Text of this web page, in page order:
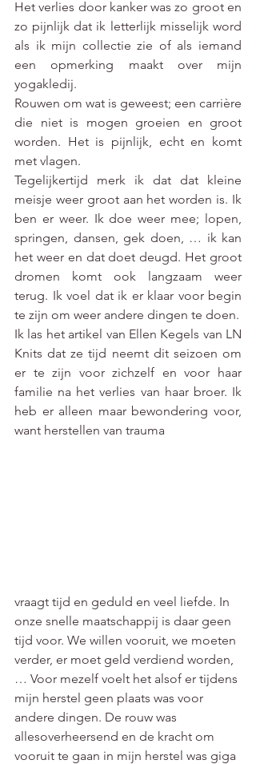
Het verlies door kanker was zo groot en
zo pijnlijk dat ik letterlijk misselijk word
als ik mijn collectie zie of als iemand
een opmerking maakt over mijn
yogakledij.
Rouwen om wat is geweest; een carrière
die niet is mogen groeien en groot
worden. Het is pijnlijk, echt en komt
met vlagen.
Tegelijkertijd merk ik dat dat kleine
meisje weer groot aan het worden is. Ik
ben er weer. Ik doe weer mee; lopen,
springen, dansen, gek doen, … ik kan
het weer en dat doet deugd. Het groot
dromen komt ook langzaam weer
terug. Ik voel dat ik er klaar voor begin
Ik las het artikel van Ellen Kegels van LN
Knits dat ze tijd neemt dit seizoen om
er te zijn voor zichzelf en voor haar
familie na het verlies van haar broer. Ik
heb er alleen maar bewondering voor,
want herstellen van trauma
vraagt tijd en geduld en veel liefde. In
onze snelle maatschappij is daar geen
tijd voor. We willen vooruit, we moeten
verder, er moet geld verdiend worden,
… Voor mezelf voelt het alsof er tijdens
mijn herstel geen plaats was voor
andere dingen. De rouw was
allesoverheersend en de kracht om
vooruit te gaan in mijn herstel was giga